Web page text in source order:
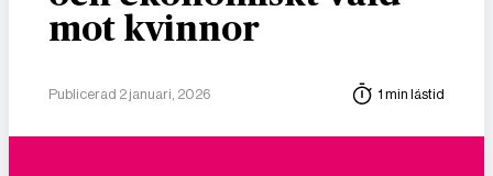
mot kvinnor
Publicerad 2 januari, 2026 1 min lästid